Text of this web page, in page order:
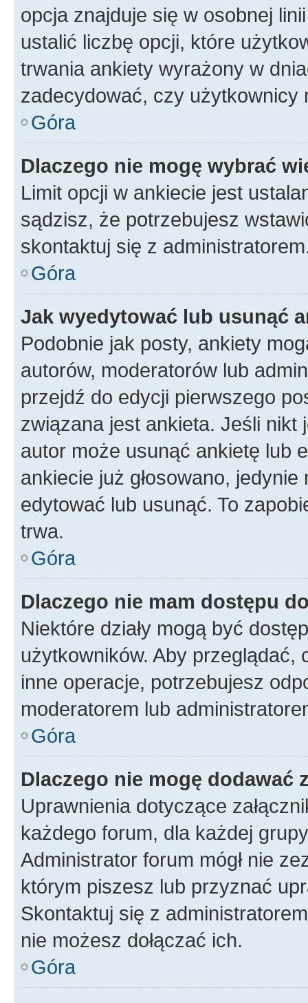
opcja znajduje się w osobnej
ustalić liczbę opcji, które
trwania ankiety wyrażony w
zadecydować, czy użytkownicy
Góra
Dlaczego nie mogę wybrać
Limit opcji w ankiecie jest
sądzisz, że potrzebujesz
skontaktuj się z
Góra
Jak wyedytować lub usunąć
Podobnie jak posty, ankiety
autorów, moderatorów lub
przejdź do edycji pierwszego
związana jest ankieta. Jeśli nikt
autor może usunąć ankietę lub
ankiecie już głosowano,
edytować lub usunąć. To
trwa.
Góra
Dlaczego nie mam dostępu
Niektóre działy mogą być
użytkowników. Aby
inne operacje, potrzebujesz
moderatorem lub
Góra
Dlaczego nie mogę dodawać
Uprawnienia dotyczące
każdego forum, dla każdej
Administrator forum mógł nie
którym piszesz lub przyznać
Skontaktuj się z
nie możesz dołączać ich.
Góra